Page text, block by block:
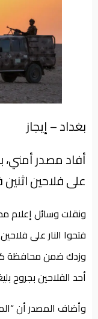
بغداد – إيجاز
أفاد مصدر أمني،
على فلاحين
ونقلت وسائل إعلام
فتحوا النار على
وزدك ضمن محافظة
أحد الفلاحين بجروح
وأضاف المصدر أن